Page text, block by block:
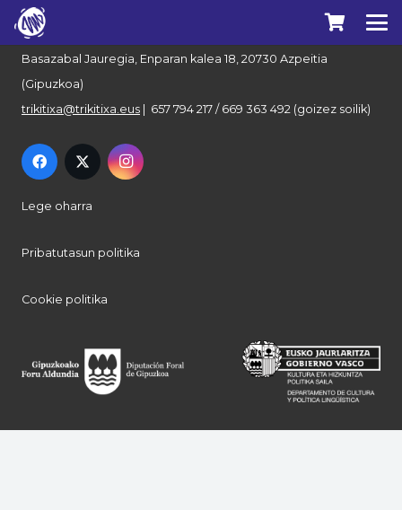
Euskal Herriko Trikitixa Elkartea
Basazabal Jauregia, Enparan kalea 18, 20730 Azpeitia
(Gipuzkoa)
trikitixa@trikitixa.eus | 657 794 217 / 669 363 492 (goizez soilik)
Lege oharra
Pribatutasun politika
Cookie politika